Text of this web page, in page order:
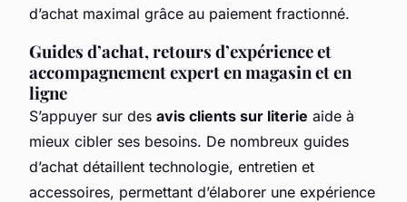
d’achat maximal grâce au paiement fractionné.
Guides d’achat, retours d’expérience et
accompagnement expert en magasin et en
ligne
S’appuyer sur des avis clients sur literie aide à
mieux cibler ses besoins. De nombreux guides
d’achat détaillent technologie, entretien et
accessoires, permettant d’élaborer une expérience